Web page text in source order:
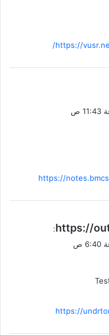
https://
https://
https://
:
https://